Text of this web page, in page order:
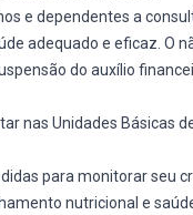
e dependentes a
adequado e eficaz. O
do auxílio
nas Unidades Básicas
para monitorar seu
nutricional e